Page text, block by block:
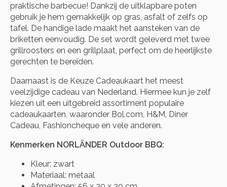
praktische barbecue! Dankzij de uitklapbare poten
gebruik je hem gemakkelijk op gras, asfalt of zelfs op
tafel. De handige lade maakt het aansteken van de
briketten eenvoudig. De set wordt geleverd met twee
grillroosters en een grillplaat, perfect om de heerlijkste
gerechten te bereiden.
Daarnaast is de Keuze Cadeaukaart het meest
veelzijdige cadeau van Nederland. Hiermee kun je zelf
kiezen uit een uitgebreid assortiment populaire
cadeaukaarten, waaronder Bol.com, H&M, Diner
Cadeau, Fashioncheque en vele anderen.
Kenmerken NORLÄNDER Outdoor BBQ:
Kleur: zwart
Materiaal: metaal